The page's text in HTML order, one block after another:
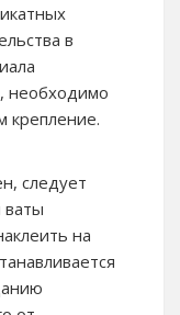
в
необходимо
крепление.
следует
ваты
на